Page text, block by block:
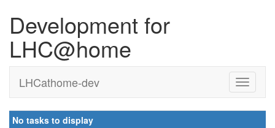
Development for
LHC@home
LHCathome-dev
No tasks to display